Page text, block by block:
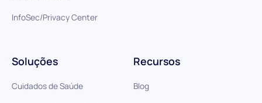
Soluções
Cuidados de Saúde
Recursos
Blog
InfoSec/Privacy Center